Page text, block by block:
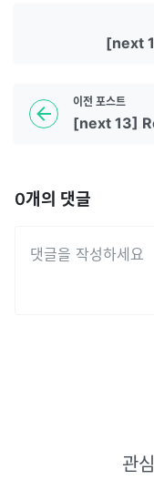
이전 포스트
[next 13]
[next
0개의 댓글
관